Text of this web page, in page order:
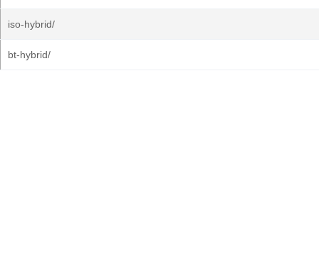
iso-hybrid/
bt-hybrid/